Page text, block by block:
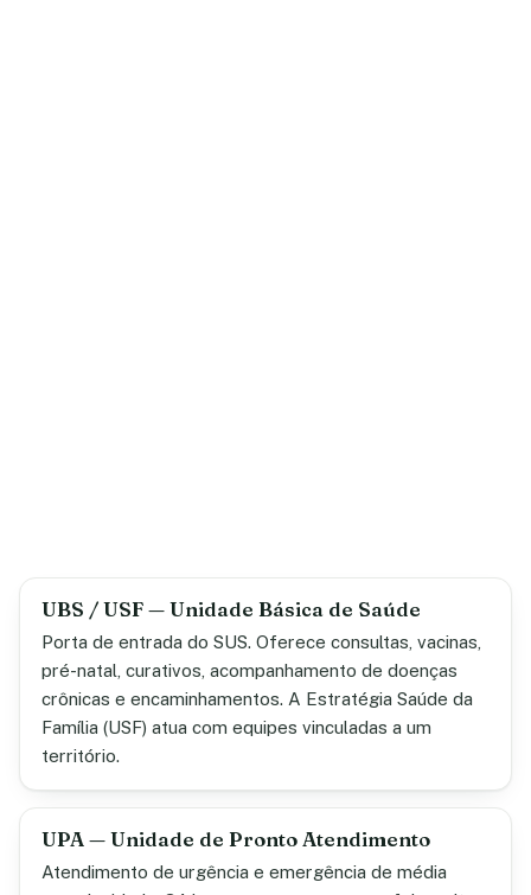
UBS / USF — Unidade Básica de Saúde
Porta de entrada do SUS. Oferece consultas, vacinas,
pré-natal, curativos, acompanhamento de doenças
crônicas e encaminhamentos. A Estratégia Saúde da
Família (USF) atua com equipes vinculadas a um
território.
UPA — Unidade de Pronto Atendimento
Atendimento de urgência e emergência de média